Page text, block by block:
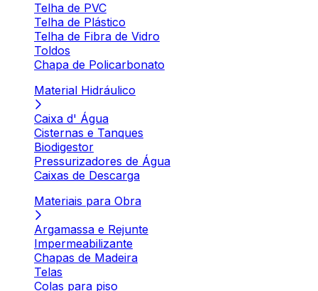
Telha de PVC
Telha de Plástico
Telha de Fibra de Vidro
Toldos
Chapa de Policarbonato
Material Hidráulico
Caixa d' Água
Cisternas e Tanques
Biodigestor
Pressurizadores de Água
Caixas de Descarga
Materiais para Obra
Argamassa e Rejunte
Impermeabilizante
Chapas de Madeira
Telas
Colas para piso